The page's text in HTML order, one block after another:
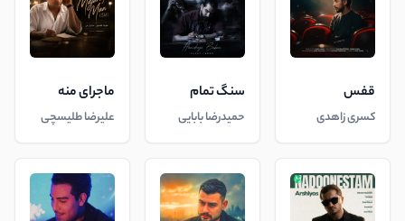
قفس
کسری زاهدی
سنگ تمام
حمیدرضا بابایی
ماجرای منه
علیرضا طلیسچی